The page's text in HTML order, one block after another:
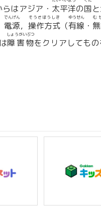
はアジア・ 太平洋の国と
電源
でんげん
， 操作方式
そうさほうしき
（有線
ゆうせん
・
む
は障害物
しょうがいぶつ
をクリアしてもの